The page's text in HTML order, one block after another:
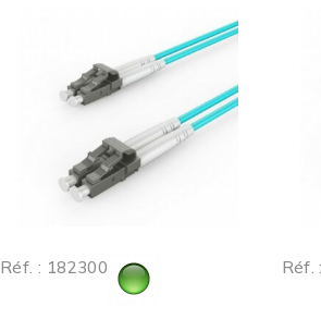
Réf. : 182300 Réf.